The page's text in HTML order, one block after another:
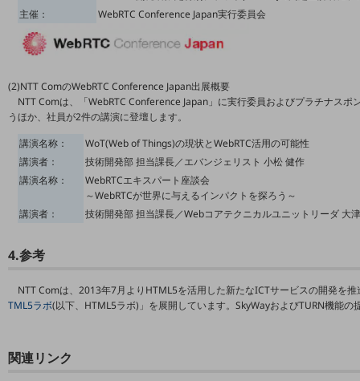
自治体
一次産業
観光
教育
モビリティ
製造・建設業
小売業
モバイルTOP
おすすめの機種、料金やサービスをご紹介
製品
ビジネス向けスマートフォン
主催：
WebRTC Conference Japan実行委員会
(2)NTT ComのWebRTC Conference Japan出展概要
NTT Comは、「WebRTC Conference Japan」に実行委員およびプラチナス
うほか、社員が2件の講演に登壇します。
講演名称：
WoT(Web of Things)の現状とWebRTC活用の可能性
講演者：
技術開発部 担当課長／エバンジェリスト 小松 健作
講演名称：
WebRTCエキスパート座談会
～WebRTCが世界に与えるインパクトを探ろう～
講演者：
技術開発部 担当課長／Webコアテクニカルユニットリーダ 大
4.参考
NTT Comは、2013年7月よりHTML5を活用した新たなICTサービスの開発を
TML5ラボ(以下、HTML5ラボ)」を展開しています。SkyWayおよびTURN機能の
関連リンク